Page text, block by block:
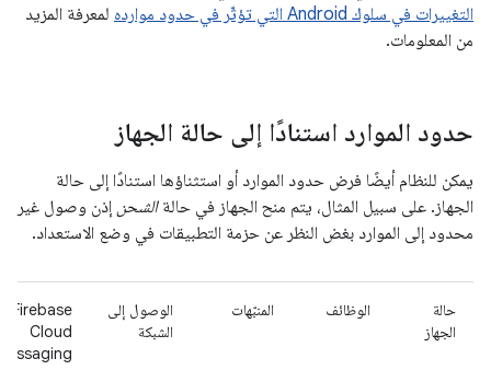
التغييرات في سلوك Android التي تؤثّر في حدود موارده
لمعرفة المزيد
من المعلومات.
حدود الموارد استنادًا إلى حالة الجهاز
يمكن للنظام أيضًا فرض حدود الموارد أو استثناؤها استنادًا إلى حالة
الجهاز. على سبيل المثال، يتم منح الجهاز في حالةالشحن إذن وصول غير
محدود إلى الموارد بغض النظر عن حزمة التطبيقات في وضع الاستعداد.
حالة
الجهاز
الوظائف المنبّهات
الوصول إلى
الشبكة
Firebase
Cloud